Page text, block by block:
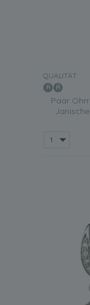
QUALITÄT:
Paar